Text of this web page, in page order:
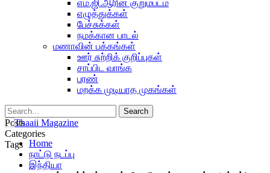
எம்.ஜி.ஆரின் குறும்படம்
எழுத்துக்கள்
பேச்சுக்கள்
நமக்கான பாடல்
மணாவின் பக்கங்கள்
ஊர் சுற்றிக் குறிப்புகள்
சாப்பிட வாங்க
பரண்
மறக்க முடியாத முகங்கள்
Posts
Categories
Tags Home
நாட்டு நடப்பு
இந்தியா